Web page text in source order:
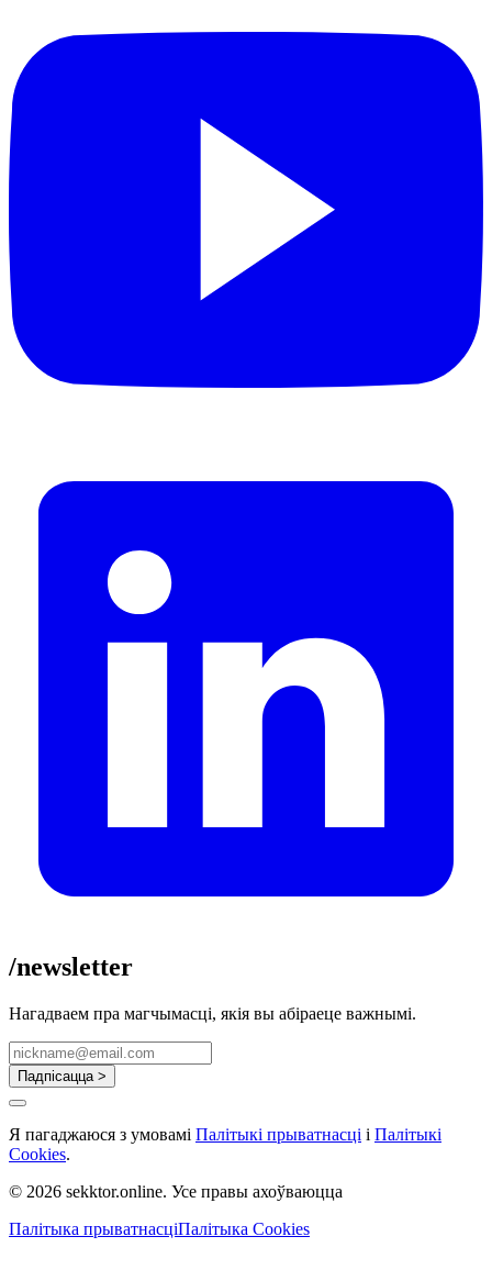
/newsletter
Нагадваем пра магчымасці, якія вы абіраеце важнымі.
Падпісацца >
Я пагаджаюся з умовамі Палітыкі прыватнасці і Палітыкі
Cookies.
© 2026 sekktor.online. Усе правы ахоўваюцца
Палітыка прыватнасціПалітыка Cookies